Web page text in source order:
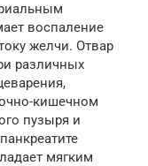
воспаление
желчи. Отвар
различных
кишечном
пузыря и
мягким